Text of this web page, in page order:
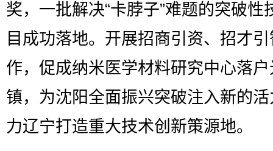
奖，一批解决“卡脖子”难题的突破性
目成功落地。开展招商引资、招才
作，促成纳米医学材料研究中心落
镇，为沈阳全面振兴突破注入新的
力辽宁打造重大技术创新策源地。